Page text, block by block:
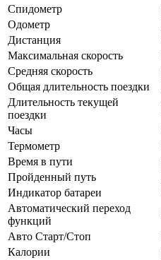
Спидометр
Одометр
Дистанция
Максимальная скорость
Средняя скорость
Общая длительность поездки
Длительность текущей
поездки
Часы
Термометр
Время в пути
Пройденный путь
Индикатор батареи
Автоматический переход
функций
Авто Старт/Стоп
Калории